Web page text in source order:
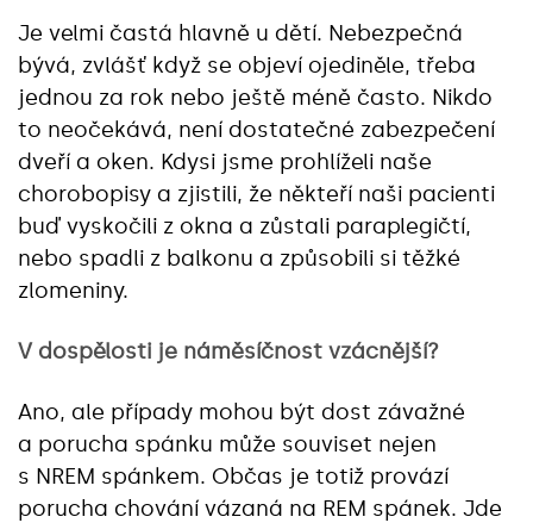
Je velmi častá hlavně u dětí. Nebezpečná
bývá, zvlášť když se objeví ojediněle, třeba
jednou za rok nebo ještě méně často. Nikdo
to neočekává, není dostatečné zabezpečení
dveří a oken. Kdysi jsme prohlíželi naše
chorobopisy a zjistili, že někteří naši pacienti
buď vyskočili z okna a zůstali paraplegičtí,
nebo spadli z balkonu a způsobili si těžké
zlomeniny.
V dospělosti je náměsíčnost vzácnější?
Ano, ale případy mohou být dost závažné
a porucha spánku může souviset nejen
s NREM spánkem. Občas je totiž provází
porucha chování vázaná na REM spánek. Jde